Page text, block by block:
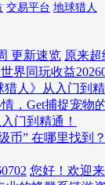
交易平台 地球猎人
更新速览 原来
界同玩收益
猎人》从入门到
，Get捕捉宠物
门到精通！
币” 在哪里找到？
您好！欢迎